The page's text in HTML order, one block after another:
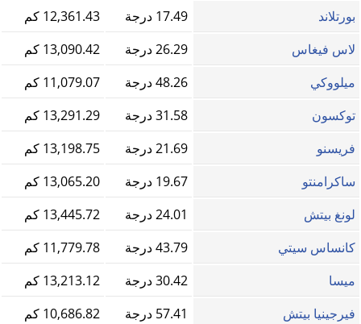
بورتلاند
17.49 درجة
12,361.43 كم
لاس فيغاس
26.29 درجة
13,090.42 كم
ميلووكي
48.26 درجة
11,079.07 كم
توكسون
31.58 درجة
13,291.29 كم
فريسنو
21.69 درجة
13,198.75 كم
ساكرامنتو
19.67 درجة
13,065.20 كم
لونغ بيتش
24.01 درجة
13,445.72 كم
كانساس سيتي
43.79 درجة
11,779.78 كم
ميسا
30.42 درجة
13,213.12 كم
فيرجينيا بيتش
57.41 درجة
10,686.82 كم